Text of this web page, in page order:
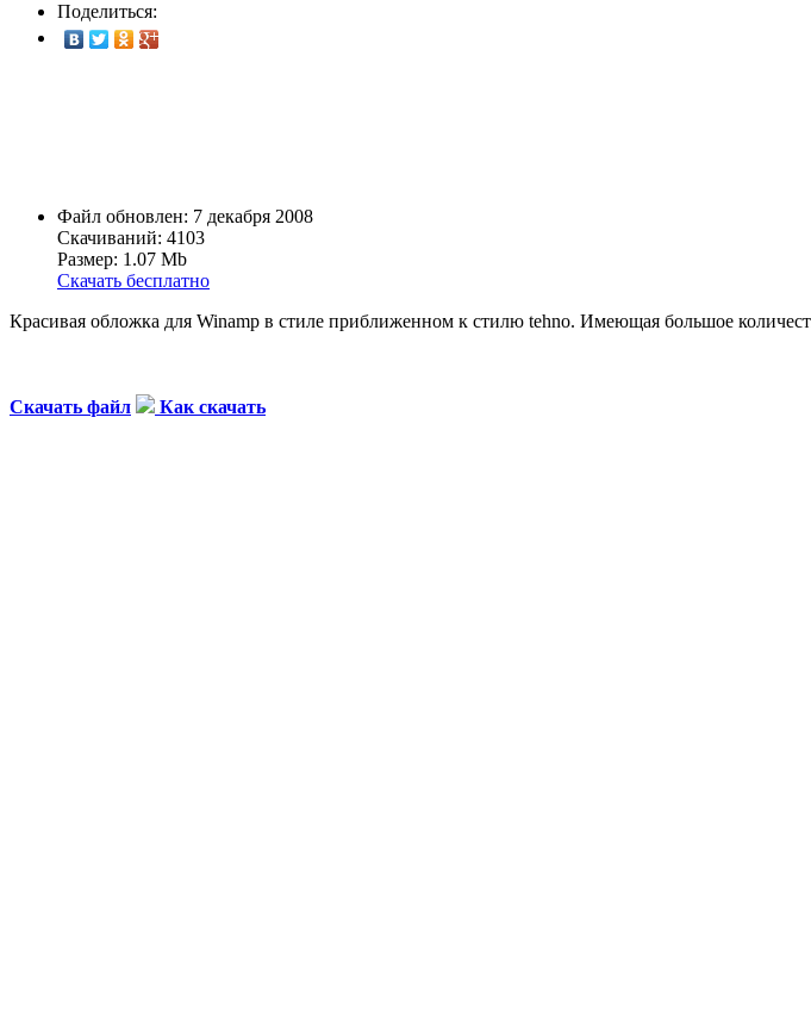
Поделиться:
Файл обновлен: 7 декабря 2008
Скачиваний: 4103
Размер: 1.07 Mb
Скачать бесплатно
Красивая обложка для Winamp в стиле приближенном к стилю tehno. Имеющая большое
Скачать файл Как скачать